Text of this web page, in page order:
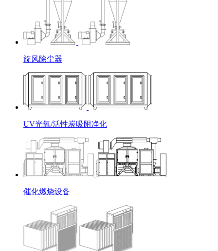
旋风除尘器
UV光氧/活性炭吸附净化
催化燃烧设备